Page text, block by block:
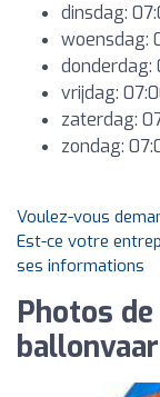
dinsdag:
woensdag:
donderdag:
vrijdag:
zaterdag:
zondag:
Voulez-vous
Est-ce votre
ses informations
Photos